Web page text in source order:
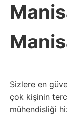
Sizlere en
çok kişinin
mühendisliği